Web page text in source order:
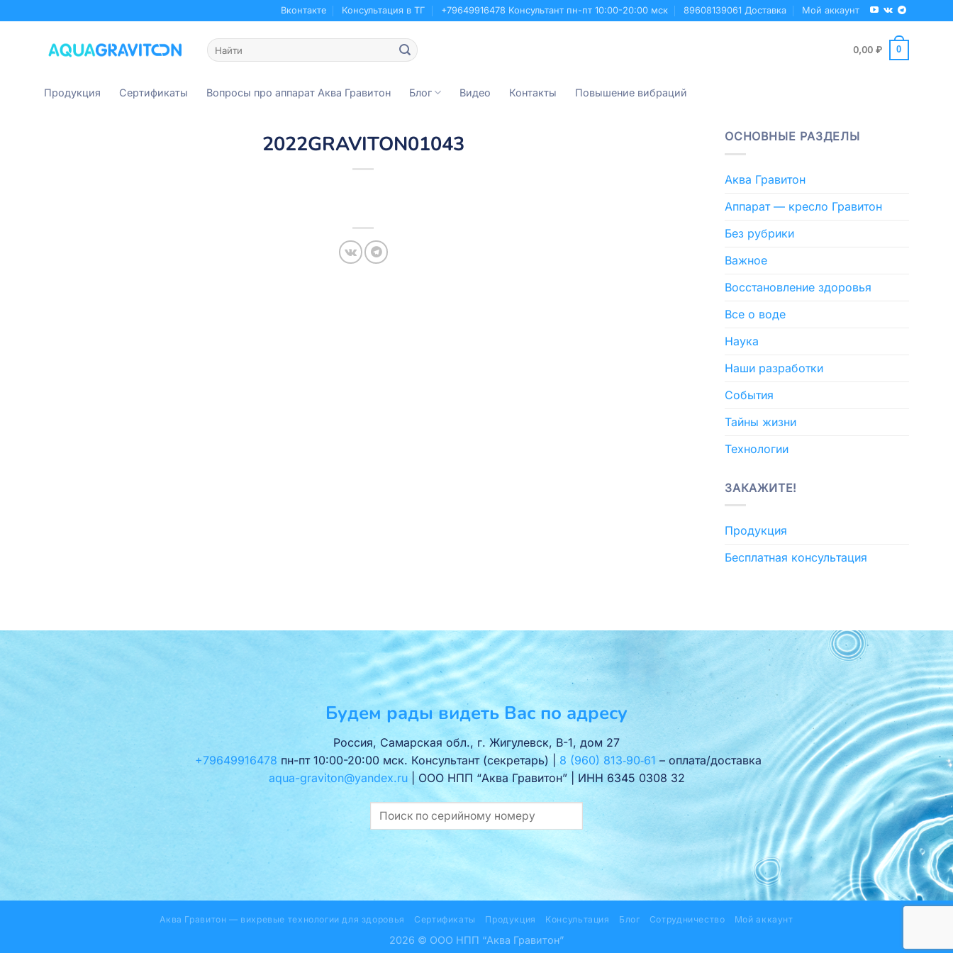
to
Вконтакте Консультация в ТГ +79649916478 Консультант пн-пт 10:00-20:00 мск 89608139061 Доставка Мой аккаунт
Искать:
0,00 ₽ 0
Продукция Сертификаты Вопросы про аппарат Аква Гравитон Блог Видео Контакты Повышение вибраций
2022GRAVITON01043 ОСНОВНЫЕ РАЗДЕЛЫ
Аква Гравитон
Аппарат — кресло Гравитон
Без рубрики
Важное
Восстановление здоровья
Все о воде
Наука
Наши разработки
События
Тайны жизни
Технологии
ЗАКАЖИТЕ!
Продукция
Бесплатная консультация
Будем рады видеть Вас по адресу
Россия, Самарская обл., г. Жигулевск, В-1, дом 27
+79649916478 пн-пт 10:00-20:00 мск. Консультант (секретарь) | 8 (960) 813‑90‑61 – оплата/доставка
aqua-graviton@yandex.ru| ООО НПП “Аква Гравитон” | ИНН 6345 0308 32
Аква Гравитон — вихревые технологии для здоровья Сертификаты Продукция Консультация Блог Сотрудничество Мой аккаунт
2026 © ООО НПП “Аква Гравитон”